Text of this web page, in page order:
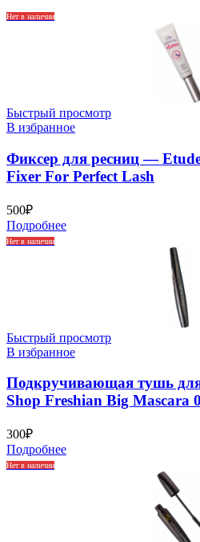
Нет в наличии
Быстрый просмотр
В избранное
Фиксер для ресниц —
Fixer For Perfect Lash
500₽
Подробнее
Нет в наличии
Быстрый просмотр
В избранное
Подкручивающая тушь
Shop Freshian Big Mascara
300₽
Подробнее
Нет в наличии